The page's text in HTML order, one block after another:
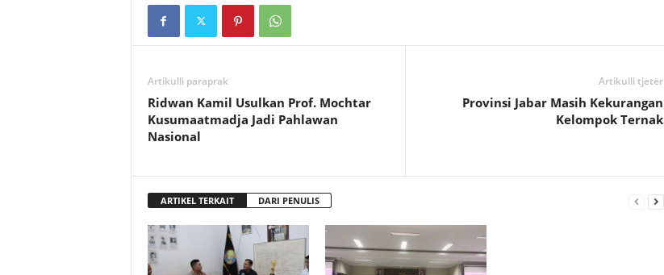
Artikulli paraprak
Ridwan Kamil Usulkan Prof. Mochtar
Kusumaatmadja Jadi Pahlawan
Nasional
Artikulli tjetër
Provinsi Jabar Masih Kekurangan
Kelompok Ternak
ARTIKEL TERKAIT DARI PENULIS